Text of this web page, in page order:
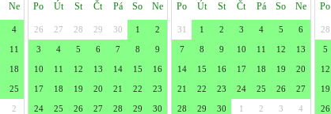
Ne
4
11
18
25
2
Po Út St Čt Pá So Ne
26 27 28 29 30 1 2
3 4 5 6 7 8 9
10 11 12 13 14 15 16
17 18 19 20 21 22 23
24 25 26 27 28 29 30
Po Út St Čt Pá So Ne
31 1 2 3 4 5 6
7 8 9 10 11 12 13
14 15 16 17 18 19 20
21 22 23 24 25 26 27
28 29 30 1 2 3 4
Po
28
5
12
19
26